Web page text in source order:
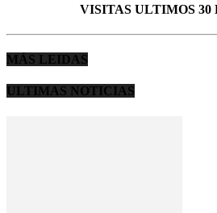
VISITAS ULTIMOS 30
MÁS LEIDAS
ULTIMAS NOTICIAS